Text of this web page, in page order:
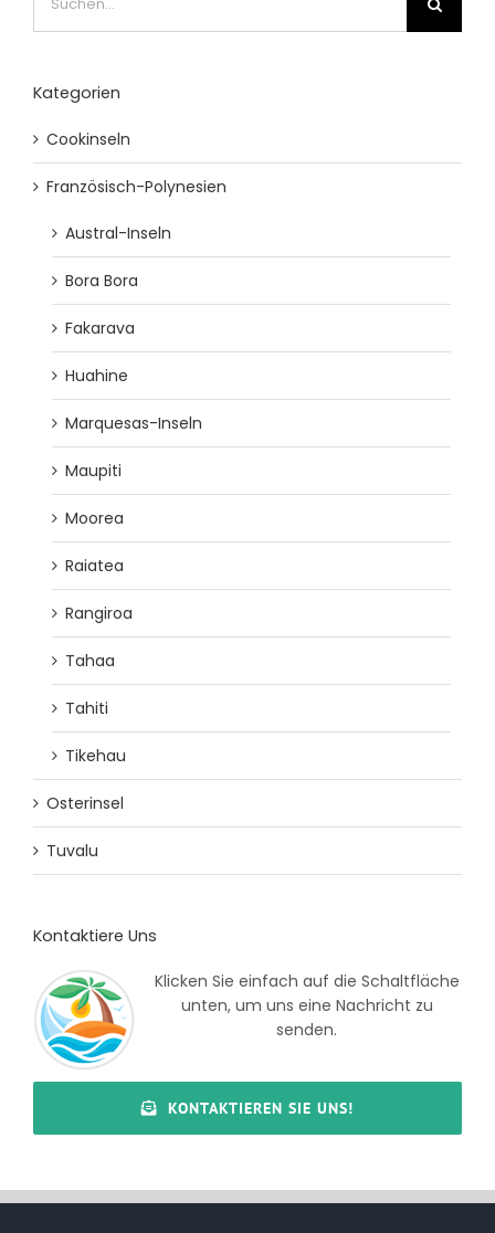
nach:
Kategorien
Cookinseln
Französisch-Polynesien
Austral-Inseln
Bora Bora
Fakarava
Huahine
Marquesas-Inseln
Maupiti
Moorea
Raiatea
Rangiroa
Tahaa
Tahiti
Tikehau
Osterinsel
Tuvalu
Kontaktiere Uns
Klicken Sie einfach auf die Schaltfläche
unten, um uns eine Nachricht zu
senden.
KONTAKTIEREN SIE UNS!